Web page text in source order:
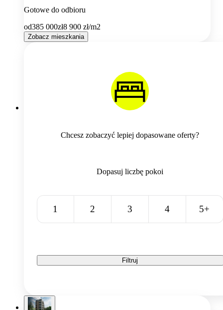
Gotowe do odbioru
od385 000zł8 900 zł/m2
Zobacz mieszkania
Chcesz zobaczyć lepiej dopasowane oferty?
Dopasuj liczbę pokoi
1 2 3 4 5+
Filtruj